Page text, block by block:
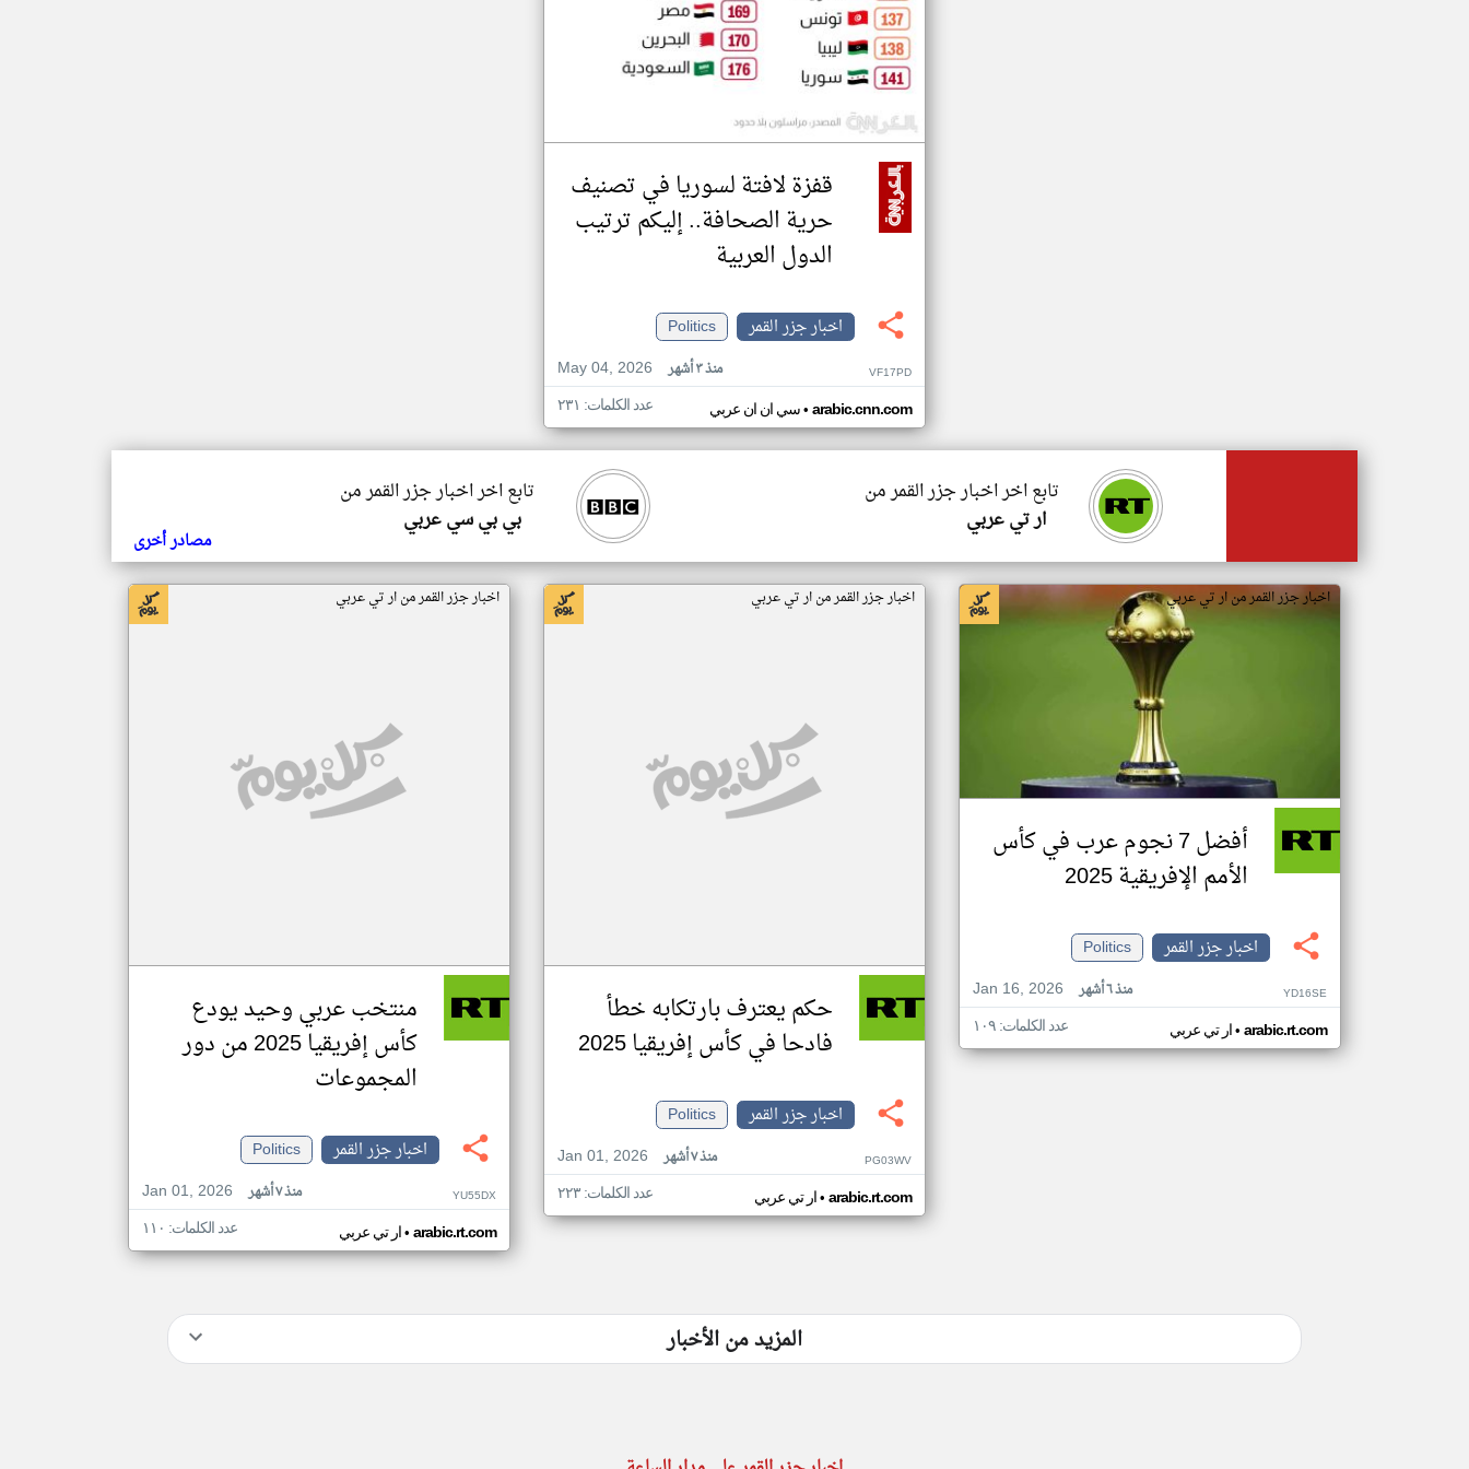
قفزة لافتة لسوريا في تصنيف
حرية الصحافة.. إليكم ترتيب
الدول العربية
اخبار جزر القمر
Politics
May 04, 2026
منذ ٣ أشهر VF17PD
سي ان ان عربي• arabic.cnn.com عدد الكلمات: ٢٣١
تابع اخر اخبار جزر القمر من
بي بي سي عربي
تابع اخر اخبار جزر القمر من
ار تي عربي
مصادر أخرى
اخبار جزر القمر من ار تي عربي
أفضل 7 نجوم عرب في كأس
الأمم الإفريقية 2025
اخبار جزر القمر
Politics
Jan 16, 2026
منذ ٦ أشهر YD16SE
ار تي عربي• arabic.rt.com عدد الكلمات: ١٠٩
اخبار جزر القمر من ار تي عربي
حكم يعترف بارتكابه خطأ
فادحا في كأس إفريقيا 2025
اخبار جزر القمر
Politics
Jan 01, 2026
منذ ٧ أشهر PG03WV
ار تي عربي• arabic.rt.com عدد الكلمات: ٢٢٣
اخبار جزر القمر من ار تي عربي
منتخب عربي وحيد يودع
كأس إفريقيا 2025 من دور
المجموعات
اخبار جزر القمر
Politics
Jan 01, 2026
منذ ٧ أشهر YU55DX
ار تي عربي• arabic.rt.com عدد الكلمات: ١١٠
المزيد من الأخبار